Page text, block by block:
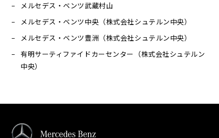
メルセデス・ベンツ武蔵村山
メルセデス・ベンツ中央（株式会社シュテルン中央）
メルセデス・ベンツ豊洲（株式会社シュテルン中央）
有明サーティファイドカーセンター（株式会社シュテルン
中央）